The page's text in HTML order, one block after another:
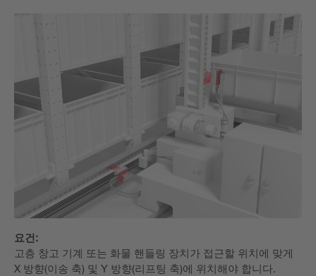
요건:
고층 창고 기계 또는 화물 핸들링 장치가 접근할 위치에 맞게
X 방향(이송 축) 및 Y 방향(리프팅 축)에 위치해야 합니다.